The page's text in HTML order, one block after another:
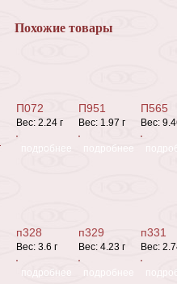
Похожие товары
П072
Вес: 2.24 г
подробнее
П951
Вес: 1.97 г
подробнее
П565
Вес:
п328
Вес: 3.6 г
подробнее
п329
Вес: 4.23 г
п331
Вес: